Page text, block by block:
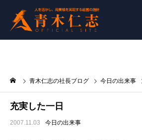
青木仁志の社長ブログ 今日の出来事
充実した一日
2007.11.03 今日の出来事